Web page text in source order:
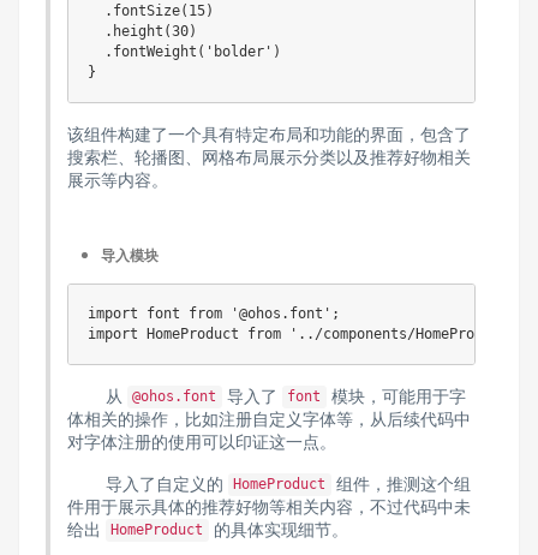
  .fontSize(15)
  .height(30)
  .fontWeight('bolder')
}
该组件构建了一个具有特定布局和功能的界面，包含了
搜索栏、轮播图、网格布局展示分类以及推荐好物相关
展示等内容。
导入模块
import font from '@ohos.font';
从 @ohos.font 导入了 font
模块，可能用于字
体相关的操作，比如注册自定义字体等，从后续代码中
对字体注册的使用可以印证这一点。
导入了自定义的 HomeProduct
组件，推测这个组
件用于展示具体的推荐好物等相关内容，不过代码中未
给出
HomeProduct 的具体实现细节。